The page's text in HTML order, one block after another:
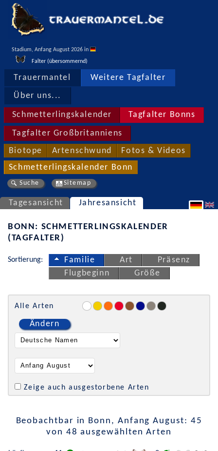
Stadium, Anfang August 2026 in
Falter (übersommernd)
Trauermantel Weitere Tagfalter
Über uns...
Schmetterlingskalender Tagfalter Bonns
Tagfalter Großbritanniens
Biotope Artenschwund Fotos & Videos
Schmetterlingskalender Bonn
Suche Sitemap
Tagesansicht Jahresansicht
BONN: SCHMETTERLINGSKALENDER
(TAGFALTER)
Sortierung: Familie Art
Präsenz
Flugbeginn
Größe
Alle Arten
Ändern
Zeige auch ausgestorbene Arten
Beobachtbar in Bonn, Anfang August: 45
von 48 ausgewählten Arten